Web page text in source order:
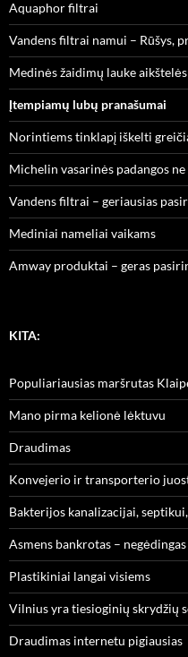
Aquaphor filtrai
Vandens filtrai namui – Rūšys,
Medinės žaidimų lauke
Įtempiamų lubų pranašumai
Norintiems tinklapį iškelti
Michelin vasarinės padangos
Vandens filtrai – geriausias
Mediniai nameliai vaikams
Amway produktai – geras
KITA:
Populiariausias maršrutas
Mano pirma kelionė lėktuvu
Draudimas
Konvejerio ir transporterio
Bakterijos kanalizacijai,
Asmens bankrotas –
Plastikiniai langai visiems
Vilnius yra tiesioginių skrydžių
Draudimas internetu pigiausias